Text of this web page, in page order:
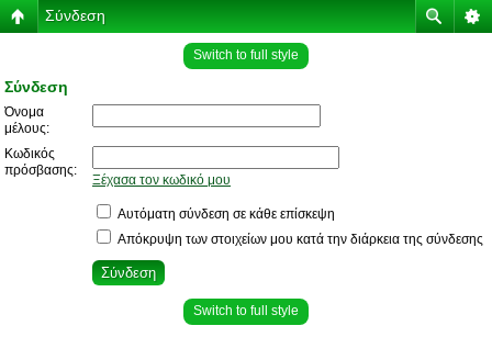
Σύνδεση
Switch to full style
Σύνδεση
Όνομα
μέλους:
Κωδικός
πρόσβασης:
Ξέχασα τον κωδικό μου
Αυτόματη σύνδεση σε κάθε επίσκεψη
Απόκρυψη των στοιχείων μου κατά την διάρκεια της σύνδεσης
Switch to full style